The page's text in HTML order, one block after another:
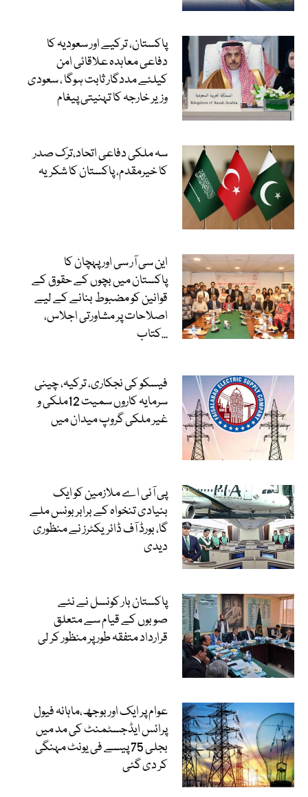
پاکستان، ترکیے اور سعودیہ کا
دفاعی معاہدہ علاقائی امن
کیلئے مددگار ثابت ہوگا ، سعودی
وزیر خارجہ کا تہنیتی پیغام
سہ ملکی دفاعی اتحاد،ترک صدر
کا خیرمقدم، پاکستان کا شکریہ
این سی آر سی اور پہچان کا
پاکستان میں بچوں کے حقوق کے
قوانین کو مضبوط بنانے کے لیے
اصلاحات پر مشاورتی اجلاس،
کتاب...
فیسکو کی نجکاری، ترکیہ، چینی
سرمایہ کاروں سمیت 12ملکی و
غیر ملکی گروپ میدان میں
پی آئی اے ملازمین کو ایک
بنیادی تنخواہ کے برابر بونس ملے
گا، بورڈ آف ڈائریکٹرز نے منظوری
دیدی
پاکستان بار کونسل نے نئے
صوبوں کے قیام سے متعلق
قرارداد متفقہ طور پر منظور کر لی
عوام پر ایک اور بوجھ،ماہانہ فیول
پرائس ایڈجسٹمنٹ کی مد میں
بجلی 75 پیسے فی یونٹ مہنگی
کر دی گئی